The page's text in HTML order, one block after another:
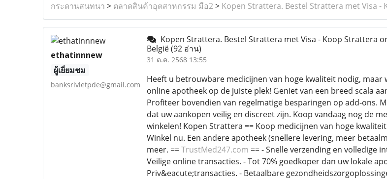
กระดานสนทนา > ตลาดสินค้าอุตสาหกรรม มือ2> Kopen Strattera. Bestel Strattera met Visa
ethatinnnew
ผู้เยี่ยมชม
banksrivletpde@gmail.com
Kopen Strattera. Bestel Strattera met Visa - Koop Strattera
België(92 อ่าน)
31 ต.ค. 2568 13:55
Heeft u betrouwbare medicijnen van hoge kwaliteit nodig,
online apotheek op de juiste plek! Geniet van een breed scala
Profiteer bovendien van regelmatige besparingen op add-ons.
dat uw aankopen veilig en discreet zijn. Koop vandaag nog de
winkelen! Kopen Strattera == Koop medicijnen van hoge
Winkel nu. Een andere apotheek (snellere levering, meer
meer. ==TrustMed247.com == - Snelle verzending en volledige
Veilige online transacties. - Tot 70% goedkoper dan uw lokale
Priv&eacute;transacties. - Betaalbare